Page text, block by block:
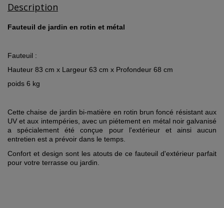
Description
Fauteuil de jardin en rotin et métal
Fauteuil :
Hauteur 83 cm x Largeur 63 cm x Profondeur 68 cm
poids 6 kg
Cette chaise de jardin bi-matière en rotin brun foncé résistant aux
UV et aux intempéries, avec un piétement en métal noir galvanisé
a spécialement été conçue pour l'extérieur et ainsi aucun
entretien est a prévoir dans le temps.
Confort et design sont les atouts de ce fauteuil d'extérieur parfait
pour votre terrasse ou jardin.